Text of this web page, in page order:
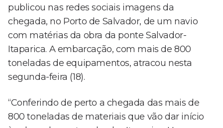
publicou nas redes sociais imagens da
chegada, no Porto de Salvador, de um navio
com matérias da obra da ponte Salvador-
Itaparica. A embarcação, com mais de 800
toneladas de equipamentos, atracou nesta
segunda-feira (18).
“Conferindo de perto a chegada das mais de
800 toneladas de materiais que vão dar início